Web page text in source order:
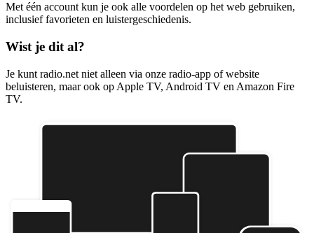
Met één account kun je ook alle voordelen op het web gebruiken,
inclusief favorieten en luistergeschiedenis.
Wist je dit al?
Je kunt radio.net niet alleen via onze radio-app of website
beluisteren, maar ook op Apple TV, Android TV en Amazon Fire
TV.